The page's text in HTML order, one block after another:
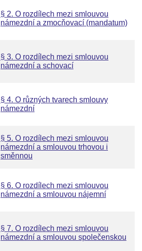
§ 2. O rozdílech mezi smlouvou
námezdní a zmocňovací (mandatum)
§ 3. O rozdílech mezi smlouvou
námezdní a schovací
§ 4. O různých tvarech smlouvy
námezdní
§ 5. O rozdílech mezi smlouvou
námezdní a smlouvou trhovou i
směnnou
§ 6. O rozdílech mezi smlouvou
námezdní a smlouvou nájemní
§ 7. O rozdílech mezi smlouvou
námezdní a smlouvou společenskou